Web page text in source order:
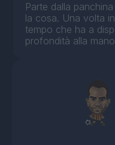
Parte dalla
la cosa. Una volta
tempo che ha a
profondità alla